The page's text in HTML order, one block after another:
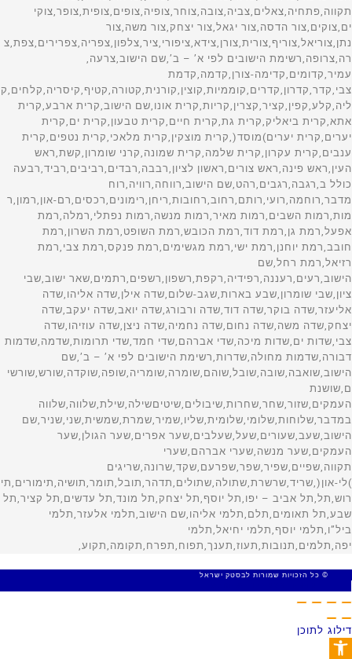
© כל הזכויות שמורות לבסטק ישראל
דילוג לתוכן
פתח סרגל נגישות